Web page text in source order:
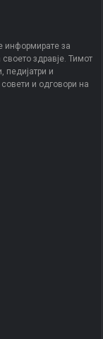
информирате за
здравје. Тимот
педијатри и
и одговори на